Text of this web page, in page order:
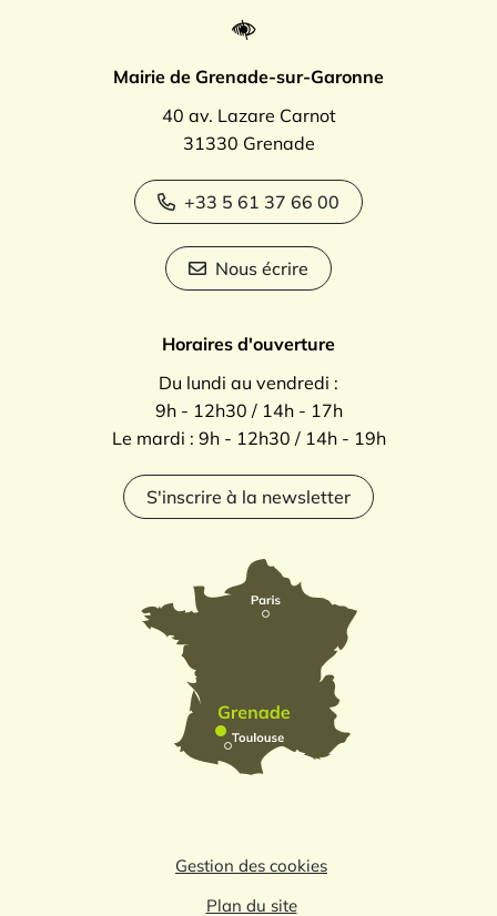
Mairie de Grenade-sur-Garonne
40 av. Lazare Carnot
31330 Grenade
+33 5 61 37 66 00
Nous écrire
Horaires d'ouverture
Du lundi au vendredi :
9h - 12h30 / 14h - 17h
Le mardi : 9h - 12h30 / 14h - 19h
S'inscrire à la newsletter
Gestion des cookies
Plan du site